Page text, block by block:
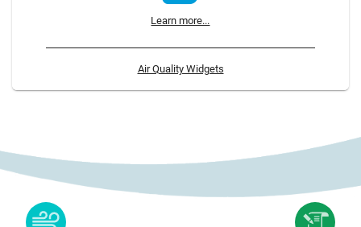
Learn more...
Air Quality Widgets